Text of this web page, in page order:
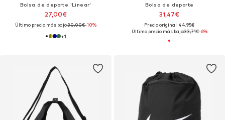
Bolsa de deporte 'Linear'
27,00€
Último precio más bajo:30,00€-10%
+1
Bolsa de deporte
31,47€
Precio original: 44,95€
Último precio más bajo:33,71€-6%